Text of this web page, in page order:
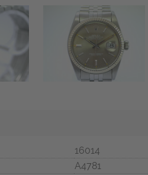
16014
A4781